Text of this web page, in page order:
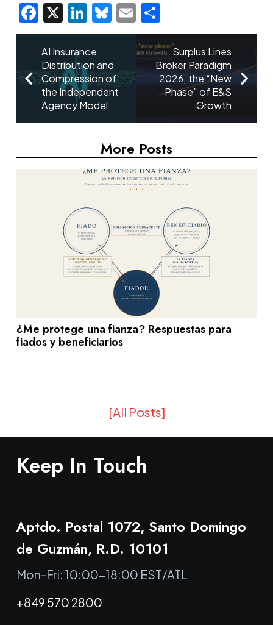
Facebook
X LinkedIn
Bluesky
Email
AI Insurance
Distribution and
Compression of
the Independent
Agency Model
Surplus Lines
Broker Paradigm
2026, the “New
Phase” of E&S
Growth
More Posts
¿Me protege una fianza? Respuestas para
fiados y beneficiarios
[All Posts]
Keep In Touch
Aptdo. Postal 1072, Santo Domingo
de Guzmán, R.D. 10101
Mon-Fri: 10:00-18:00 EST/ATL
+849 570 2800